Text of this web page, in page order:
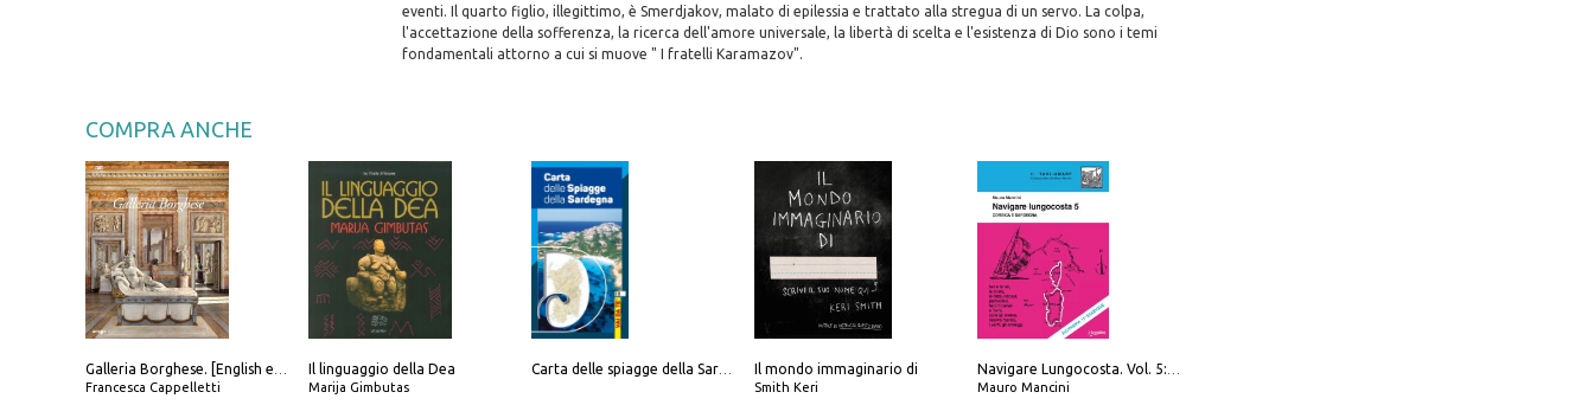
eventi. Il quarto figlio, illegittimo, è Smerdjakov, malato di epilessia e trattato alla stregua di un servo. La colpa,
l'accettazione della sofferenza, la ricerca dell'amore universale, la libertà di scelta e l'esistenza di Dio sono i temi
fondamentali attorno a cui si muove " I fratelli Karamazov".
COMPRA ANCHE
Francesca Cappelletti
Il linguaggio della Dea
Marija Gimbutas
Il mondo immaginario di
Smith Keri
Mauro Mancini